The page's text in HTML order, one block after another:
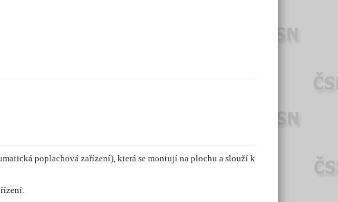
poplachová zařízení), která se montují na plochu a slouží k